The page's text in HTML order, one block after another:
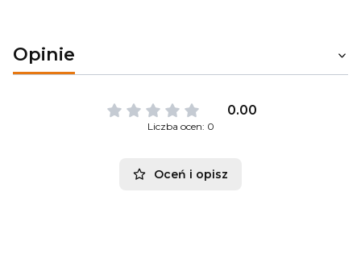
Opinie
0.00
Liczba ocen: 0
Oceń i opisz